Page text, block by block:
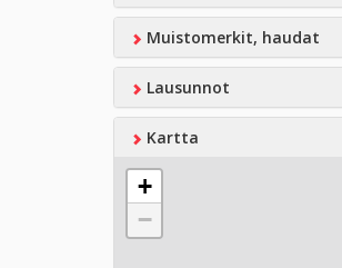
Muistomerkit, haudat
Lausunnot
Kartta
+
−